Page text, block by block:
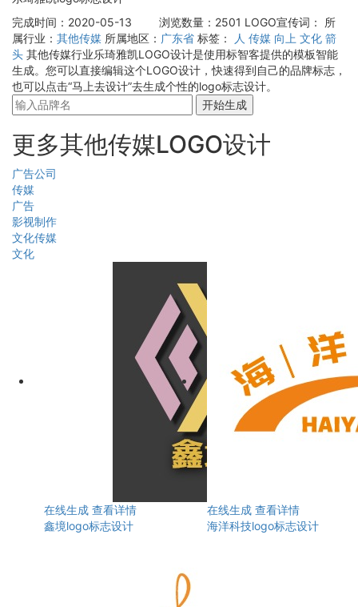
完成时间：2020-05-13
浏览数量：2501 LOGO宣传词：
所
属行业： 其他传媒 所属地区： 广东省 标签： 人 传媒 向上 文化 箭
头 其他传媒行业乐琦雅凯LOGO设计是使用标智客提供的模板智能
生成。您可以直接编辑这个LOGO设计，快速得到自己的品牌标志，
也可以点击“马上去设计”去生成个性的logo标志设计。
开始生成
更多其他传媒LOGO设计
广告公司
传媒
广告
影视制作
文化传媒
文化
在线生成 查看详情
鑫境logo标志设计
在线生成 查看详情
海洋科技logo标志设计